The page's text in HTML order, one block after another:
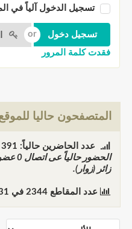
تسجيل الدخول آلياً في
فقدت كلمة المرور
المتصفحون حاليا
عدد الحاضرين حالياً: 391
الحضور حالياً عى اتصال 0عضواً (0 في
زائر (زوار).
عدد المقاطع2344 في